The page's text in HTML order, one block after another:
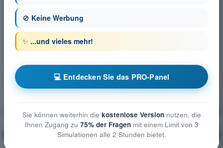
Allgemeine Kenntnisse über UAS Ausbildung!
🔒 PRO Erläuterung der Frage
🚫 Keine Werbung
✨ ...und vieles mehr!
💻 Entdecken Sie das PRO-Panel
Sie können weiterhin die kostenlose Versionnutzen, die
Ihnen Zugang zu 75% der Fragenmit einem Limit von 3
Simulationen alle 2 Stunden bietet.